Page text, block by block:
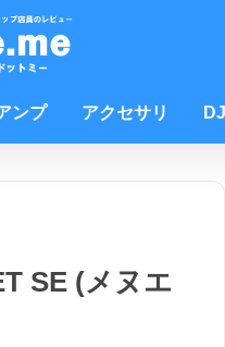
ンプ アクセサリ DJ
SE (メヌエ